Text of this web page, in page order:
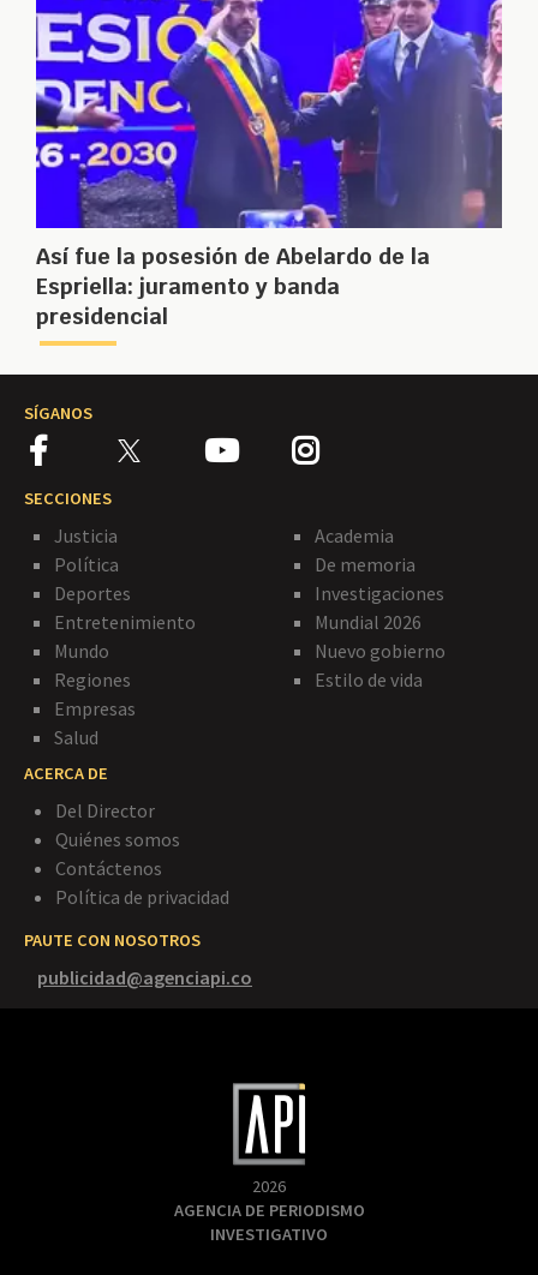
Así fue la posesión de Abelardo de la
Espriella: juramento y banda
presidencial
SÍGANOS
SECCIONES
Justicia
Política
Deportes
Entretenimiento
Mundo
Regiones
Empresas
Salud
Academia
De memoria
Investigaciones
Mundial 2026
Nuevo gobierno
Estilo de vida
ACERCA DE
Del Director
Quiénes somos
Contáctenos
Política de privacidad
PAUTE CON NOSOTROS
publicidad@agenciapi.co
2026
AGENCIA DE PERIODISMO
INVESTIGATIVO